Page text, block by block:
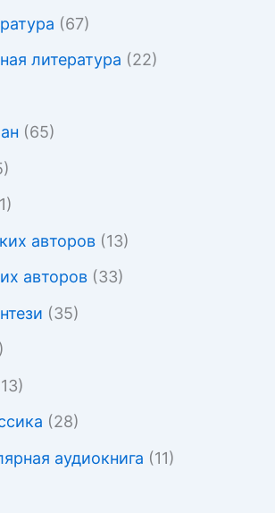
(67)
литература (22)
(65)
авторов (13)
авторов (33)
(35)
(28)
аудиокнига (11)